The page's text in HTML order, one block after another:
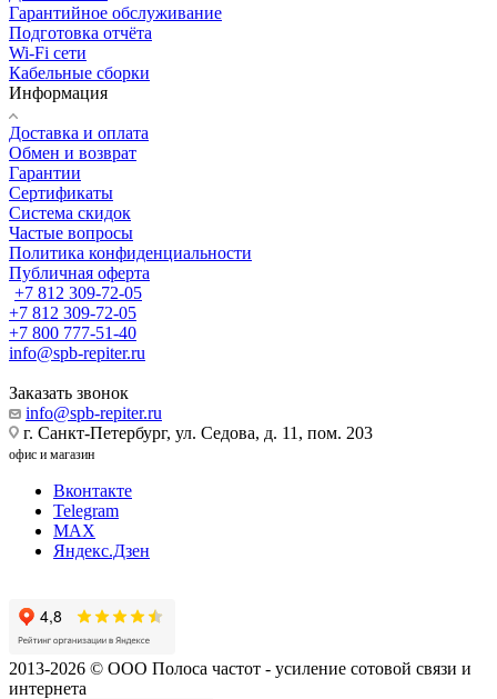
Гарантийное обслуживание
Подготовка отчёта
Wi-Fi сети
Кабельные сборки
Информация
Доставка и оплата
Обмен и возврат
Гарантии
Сертификаты
Система скидок
Частые вопросы
Политика конфиденциальности
Публичная оферта
+7 812 309-72-05
+7 812 309-72-05
+7 800 777-51-40
info@spb-repiter.ru
Заказать звонок
info@spb-repiter.ru
г. Санкт-Петербург, ул. Седова, д. 11, пом. 203
офис и магазин
Вконтакте
Telegram
MAX
Яндекс.Дзен
2013-2026 © ООО Полоса частот - усиление сотовой связи и
интернета